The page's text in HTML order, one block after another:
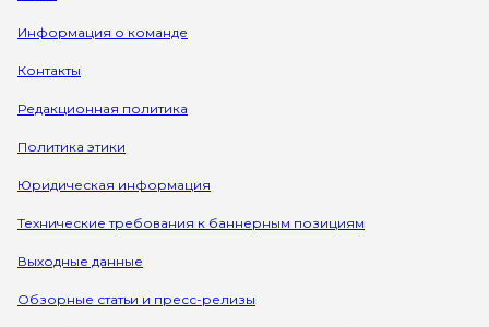
Информация о команде
Контакты
Редакционная политика
Политика этики
Юридическая информация
Технические требования к баннерным позициям
Выходные данные
Обзорные статьи и пресс-релизы